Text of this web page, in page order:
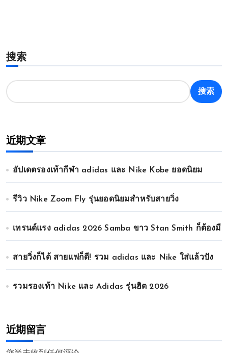
搜索
搜索
近期文章
อัปเดตรองเท้ากีฬา adidas และ Nike Kobe ยอดนิยม
รีวิว Nike Zoom Fly รุ่นยอดนิยมสำหรับสายวิ่ง
เทรนด์แรง adidas 2026 Samba ขาว Stan Smith ก็ต้องมี
สายวิ่งก็ได้ สายแฟก็ดี! รวม adidas และ Nike ใส่แล้วปัง
รวมรองเท้า Nike และ Adidas รุ่นฮิต 2026
近期留言